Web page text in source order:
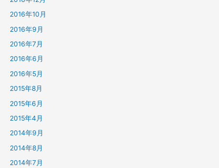
2016年10月
2016年9月
2016年7月
2016年6月
2016年5月
2015年8月
2015年6月
2015年4月
2014年9月
2014年8月
2014年7月